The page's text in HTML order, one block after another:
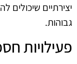
יצירתיים שיכולים
גבוהות.
פעילויות